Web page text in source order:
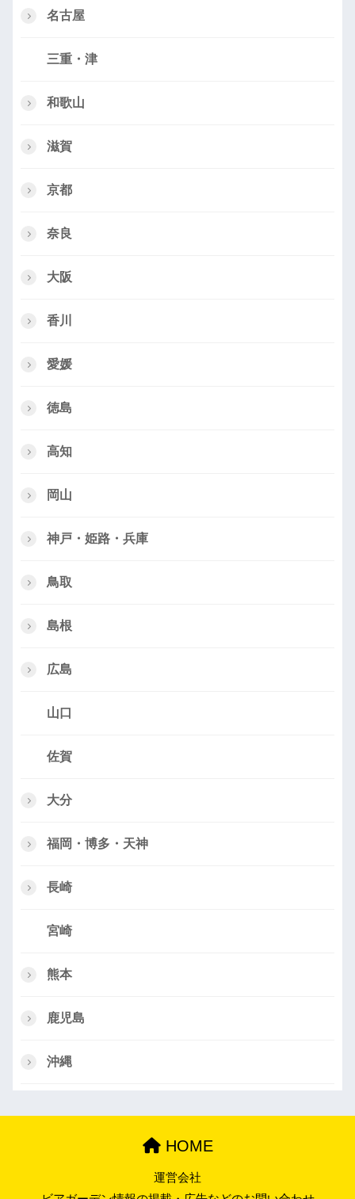
名古屋
三重・津
和歌山
滋賀
京都
奈良
大阪
香川
愛媛
徳島
高知
岡山
神戸・姫路・兵庫
鳥取
島根
広島
山口
佐賀
大分
福岡・博多・天神
長崎
宮崎
熊本
鹿児島
沖縄
HOME
運営会社